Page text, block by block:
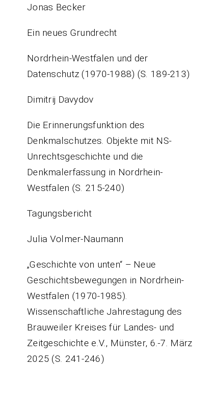
Jonas Becker
Ein neues Grundrecht
Nordrhein-Westfalen und der
Datenschutz (1970-1988) (S. 189-213)
Dimitrij Davydov
Die Erinnerungsfunktion des
Denkmalschutzes. Objekte mit NS-
Unrechtsgeschichte und die
Denkmalerfassung in Nordrhein-
Westfalen (S. 215-240)
Tagungsbericht
Julia Volmer-Naumann
„Geschichte von unten“ – Neue
Geschichtsbewegungen in Nordrhein-
Westfalen (1970-1985).
Wissenschaftliche Jahrestagung des
Brauweiler Kreises für Landes- und
Zeitgeschichte e.V., Münster, 6.-7. März
2025 (S. 241-246)